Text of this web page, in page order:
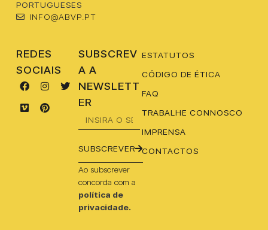
PORTUGUESES
INFO@ABVP.PT
REDES
SOCIAIS
SUBSCREV
A A
NEWSLETT
ER
SUBSCREVER
Ao subscrever
concorda com a
política de
privacidade.
ESTATUTOS
CÓDIGO DE ÉTICA
FAQ
TRABALHE CONNOSCO
IMPRENSA
CONTACTOS